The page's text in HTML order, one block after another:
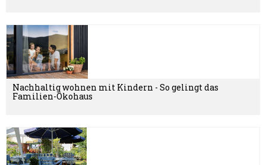
Nachhaltig wohnen mit Kindern - So gelingt das
Familien-Ökohaus